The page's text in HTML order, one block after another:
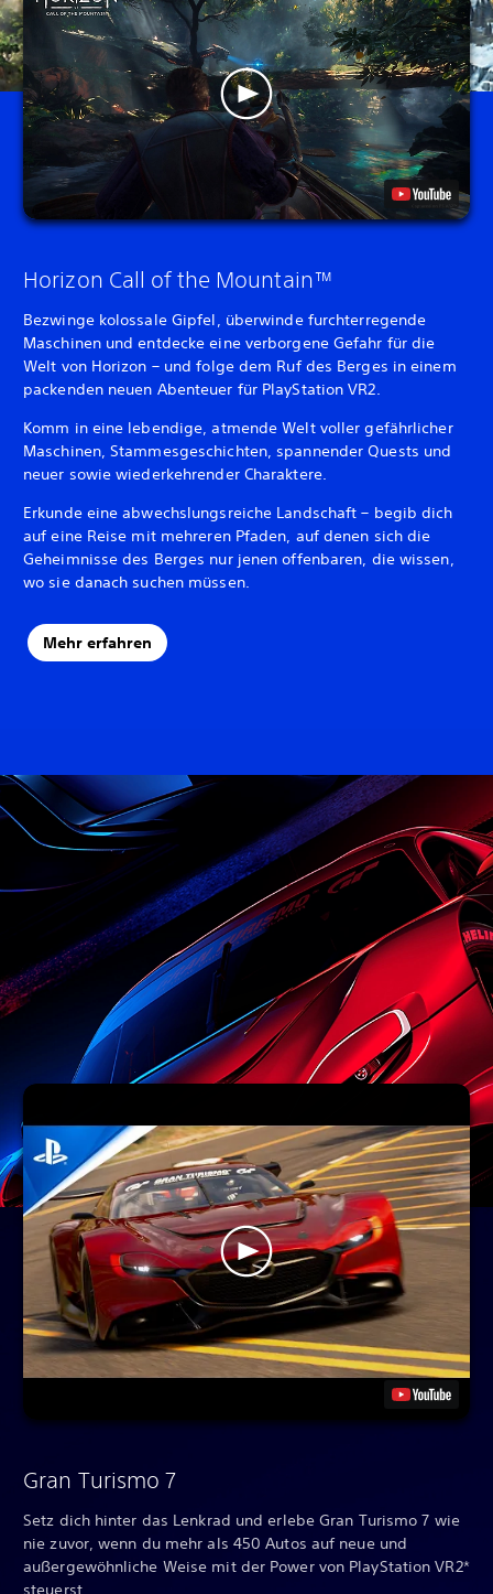
Horizon Call of the Mountain™
Bezwinge kolossale Gipfel, überwinde furchterregende
Maschinen und entdecke eine verborgene Gefahr für die
Welt von Horizon – und folge dem Ruf des Berges in einem
packenden neuen Abenteuer für PlayStation VR2.
Komm in eine lebendige, atmende Welt voller gefährlicher
Maschinen, Stammesgeschichten, spannender Quests und
neuer sowie wiederkehrender Charaktere.
Erkunde eine abwechslungsreiche Landschaft – begib dich
auf eine Reise mit mehreren Pfaden, auf denen sich die
Geheimnisse des Berges nur jenen offenbaren, die wissen,
wo sie danach suchen müssen.
Mehr erfahren
Gran Turismo 7
Setz dich hinter das Lenkrad und erlebe Gran Turismo 7 wie
nie zuvor, wenn du mehr als 450 Autos auf neue und
außergewöhnliche Weise mit der Power von PlayStation VR2*
steuerst.